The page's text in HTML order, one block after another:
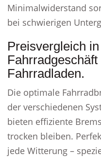
Minimalwiderstand
bei schwierigen
Preisvergleich
Fahrradladen.
Die optimale
der verschiedenen
bieten effiziente
trocken bleiben.
jede Witterung –